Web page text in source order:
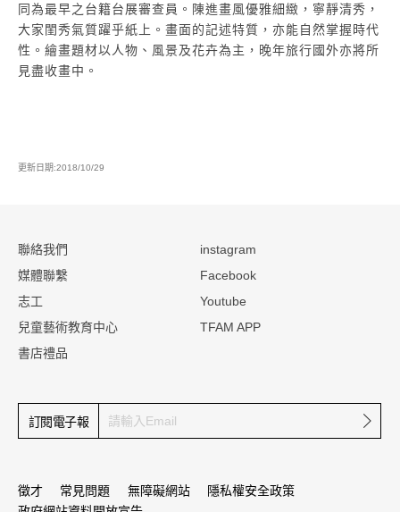
同為最早之台籍台展審查員。陳進畫風優雅細緻，寧靜清秀，
大家閨秀氣質躍乎紙上。畫面的記述特質，亦能自然掌握時代
性。繪畫題材以人物、風景及花卉為主，晚年旅行國外亦將所
見盡收畫中。
更新日期:2018/10/29
聯絡我們
媒體聯繫
志工
兒童藝術教育中心
書店禮品
instagram
Facebook
Youtube
TFAM APP
訂閱電子報 確定
徵才 常見問題 無障礙網站
隱私權安全政策